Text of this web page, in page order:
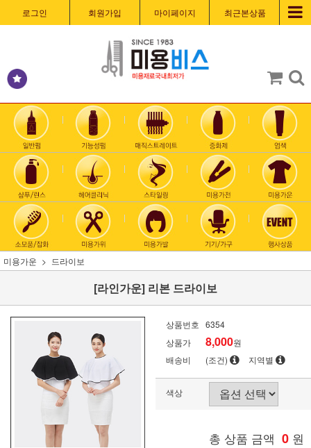
로그인 회원가입 마이페이지 최근본상품
미용가운 드라이보
[라인가운] 리본 드라이보
상품번호 6354
상품가
8,000원
배송비
(조건) 지역별
색상
총 상품 금액 0 원